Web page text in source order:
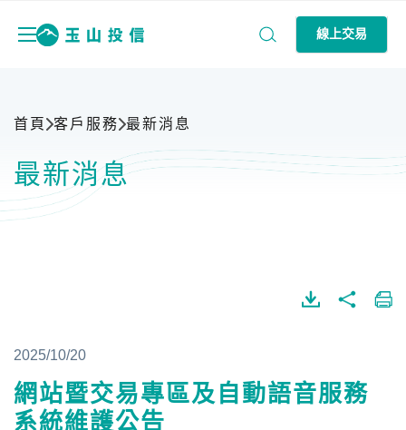
線上交易
首頁 客戶服務 最新消息
最新消息
2025/10/20
網站暨交易專區及自動語音服務
系統維護公告